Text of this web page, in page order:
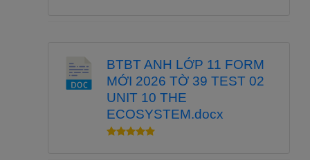
BTBT ANH LỚP 11 FORM
MỚI 2026 TỜ 39 TEST 02
UNIT 10 THE
ECOSYSTEM.docx